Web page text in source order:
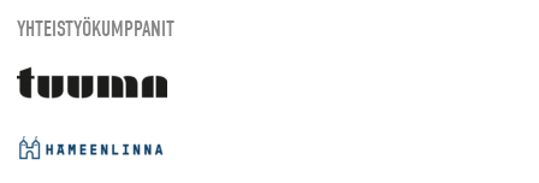
YHTEISTYÖKUMPPANIT